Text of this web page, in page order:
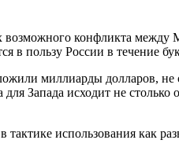
конфликта
в пользу России в течение
миллиарды долларов, не
Запада исходит не столько
использования как